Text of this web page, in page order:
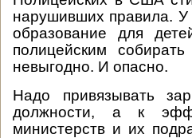
нарушивших правила. У
образование для
полицейским
невыгодно. И опасно.
Надо привязывать
должности, а к
министерств и их